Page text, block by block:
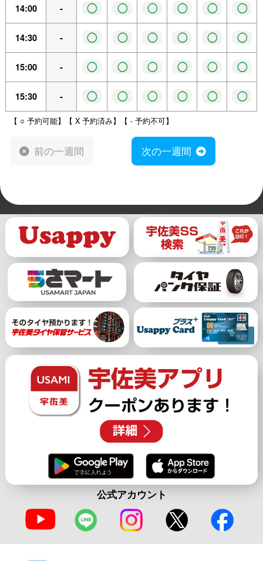
14:00 - ◯ ◯ ◯ ◯ ◯ ◯
14:30 - ◯ ◯ ◯ ◯ ◯ ◯
15:00 - ◯ ◯ ◯ ◯ ◯ ◯
15:30 - ◯ ◯ ◯ ◯ ◯ ◯
【 ○ 予約可能】【 X 予約済み】【 - 予約不可】
前の一週間 次の一週間
公式アカウント